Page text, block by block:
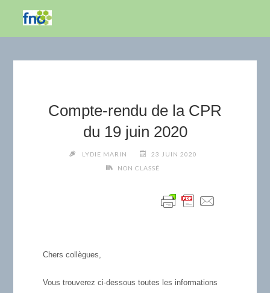
Compte-rendu de la CPR
du 19 juin 2020
LYDIE MARIN
23 JUIN 2020
NON CLASSÉ
Chers collègues,
Vous trouverez ci-dessous toutes les informations